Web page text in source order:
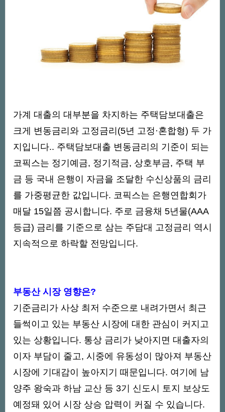
가계 대출의 대부분을 차지하는 주택담보대출은
크게 변동금리와 고정금리(5년 고정·혼합형) 두 가
지입니다.. 주택담보대출 변동금리의 기준이 되는
코픽스는 정기예금, 정기적금, 상호부금, 주택 부
금 등 국내 은행이 자금을 조달한 수신상품의 금리
를 가중평균한 값입니다. 코픽스는 은행연합회가
매달 15일쯤 공시합니다. 주로 금융채 5년물(AAA
등급) 금리를 기준으로 삼는 주담대 고정금리 역시
지속적으로 하락할 전망입니다.
부동산 시장 영향은?
기준금리가 사상 최저 수준으로 내려가면서 최근
들썩이고 있는 부동산 시장에 대한 관심이 커지고
있는 상황입니다. 통상 금리가 낮아지면 대출자의
이자 부담이 줄고, 시중에 유동성이 많아져 부동산
시장에 기대감이 높아지기 때문입니다. 여기에 남
양주 왕숙과 하남 교산 등 3기 신도시 토지 보상도
예정돼 있어 시장 상승 압력이 커질 수 있습니다.